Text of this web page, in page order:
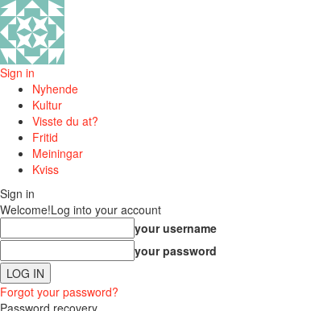
Sign in
Nyhende
Kultur
Visste du at?
Fritid
Meiningar
Kviss
Sign in
Welcome!Log into your account
your username
your password
Forgot your password?
Password recovery